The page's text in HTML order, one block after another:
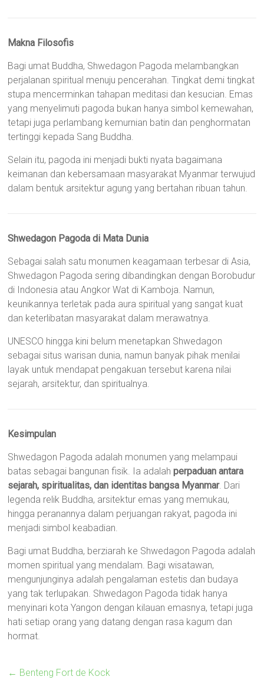
Makna Filosofis
Bagi umat Buddha, Shwedagon Pagoda melambangkan
perjalanan spiritual menuju pencerahan. Tingkat demi tingkat
stupa mencerminkan tahapan meditasi dan kesucian. Emas
yang menyelimuti pagoda bukan hanya simbol kemewahan,
tetapi juga perlambang kemurnian batin dan penghormatan
tertinggi kepada Sang Buddha.
Selain itu, pagoda ini menjadi bukti nyata bagaimana
keimanan dan kebersamaan masyarakat Myanmar terwujud
dalam bentuk arsitektur agung yang bertahan ribuan tahun.
Shwedagon Pagoda di Mata Dunia
Sebagai salah satu monumen keagamaan terbesar di Asia,
Shwedagon Pagoda sering dibandingkan dengan Borobudur
di Indonesia atau Angkor Wat di Kamboja. Namun,
keunikannya terletak pada aura spiritual yang sangat kuat
dan keterlibatan masyarakat dalam merawatnya.
UNESCO hingga kini belum menetapkan Shwedagon
sebagai situs warisan dunia, namun banyak pihak menilai
layak untuk mendapat pengakuan tersebut karena nilai
sejarah, arsitektur, dan spiritualnya.
Kesimpulan
Shwedagon Pagoda adalah monumen yang melampaui
batas sebagai bangunan fisik. Ia adalahperpaduan antara
sejarah, spiritualitas, dan identitas bangsa Myanmar. Dari
legenda relik Buddha, arsitektur emas yang memukau,
hingga peranannya dalam perjuangan rakyat, pagoda ini
menjadi simbol keabadian.
Bagi umat Buddha, berziarah ke Shwedagon Pagoda adalah
momen spiritual yang mendalam. Bagi wisatawan,
mengunjunginya adalah pengalaman estetis dan budaya
yang tak terlupakan. Shwedagon Pagoda tidak hanya
menyinari kota Yangon dengan kilauan emasnya, tetapi juga
hati setiap orang yang datang dengan rasa kagum dan
hormat.
← Benteng Fort de Kock